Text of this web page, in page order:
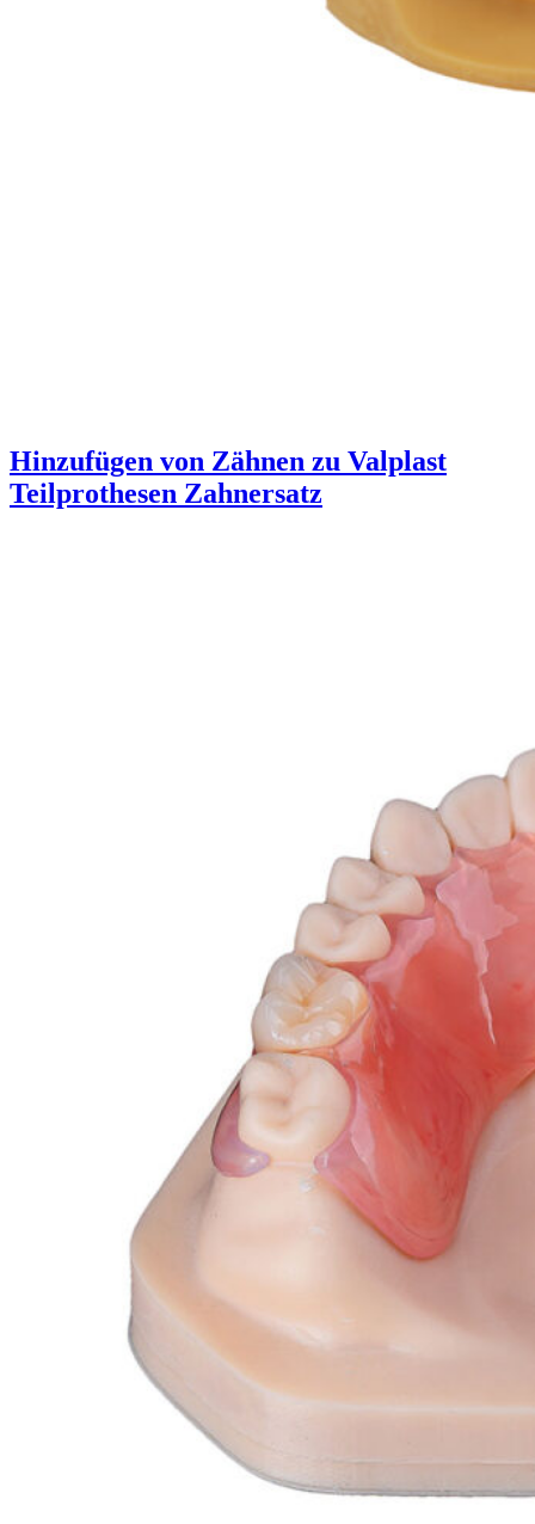
Hinzufügen von Zähnen zu Valplast
Teilprothesen Zahnersatz